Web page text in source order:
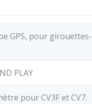
GPS, pour girouettes-
PLAY
pour CV3F et CV7.